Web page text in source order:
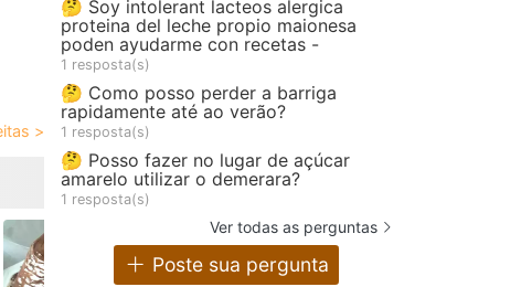
🤔 Soy intolerant lacteos alergica
proteina del leche propio maionesa
poden ayudarme con recetas -
1 resposta(s)
🤔 Como posso perder a barriga
rapidamente até ao verão?
1 resposta(s)
🤔 Posso fazer no lugar de açúcar
amarelo utilizar o demerara?
1 resposta(s)
Ver todas as perguntas
Poste sua pergunta